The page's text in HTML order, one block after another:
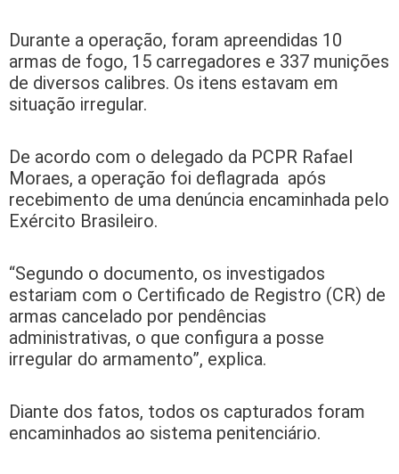
Durante a operação, foram apreendidas 10
armas de fogo, 15 carregadores e 337 munições
de diversos calibres. Os itens estavam em
situação irregular.
De acordo com o delegado da PCPR Rafael
Moraes, a operação foi deflagrada após
recebimento de uma denúncia encaminhada pelo
Exército Brasileiro.
“Segundo o documento, os investigados
estariam com o Certificado de Registro (CR) de
armas cancelado por pendências
administrativas, o que configura a posse
irregular do armamento”, explica.
Diante dos fatos, todos os capturados foram
encaminhados ao sistema penitenciário.